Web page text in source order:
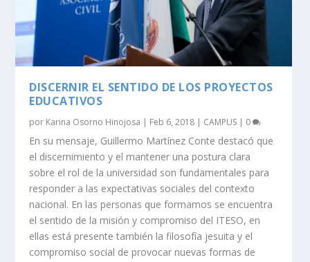
DISCERNIR EL SENTIDO DE LOS PROYECTOS
EDUCATIVOS
por Karina Osorno Hinojosa | Feb 6, 2018 | CAMPUS | 0
En su mensaje, Guillermo Martínez Conte destacó que
el discernimiento y el mantener una postura clara
sobre el rol de la universidad son fundamentales para
responder a las expectativas sociales del contexto
nacional. En las personas que formamos se encuentra
el sentido de la misión y compromiso del ITESO, en
ellas está presente también la filosofía jesuita y el
compromiso social de provocar nuevas formas de